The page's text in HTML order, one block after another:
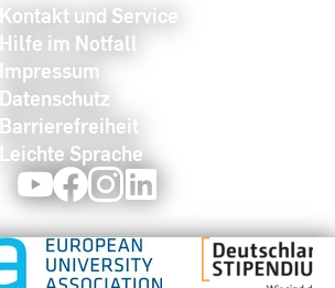
Kontakt und Service
Hilfe im Notfall
Impressum
Datenschutz
Barrierefreiheit
Leichte Sprache
YoutubeFacebookInstagram